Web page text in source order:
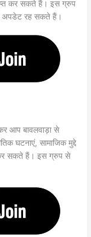
कर सकते हैं। इस ग्रुप
अपडेट रह सकते हैं।
आप बावलवाड़ा से
घटनाएं, सामाजिक मुद्दे
कर सकते हैं। इस ग्रुप से